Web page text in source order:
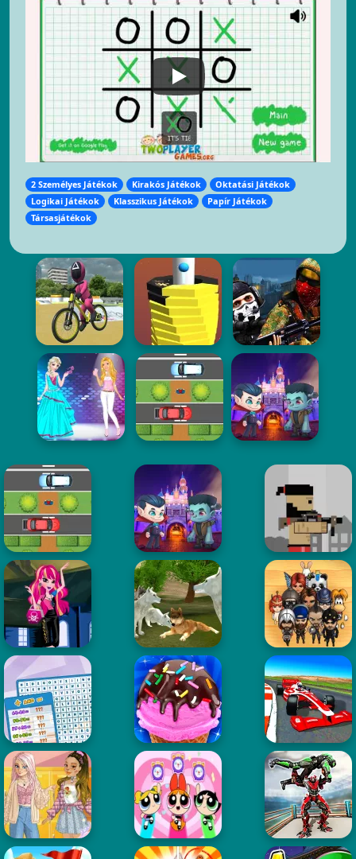
2 Személyes Játékok Kirakós Játékok
Oktatási Játékok
Logikai Játékok
Klasszikus Játékok
Papír Játékok
Társasjátékok